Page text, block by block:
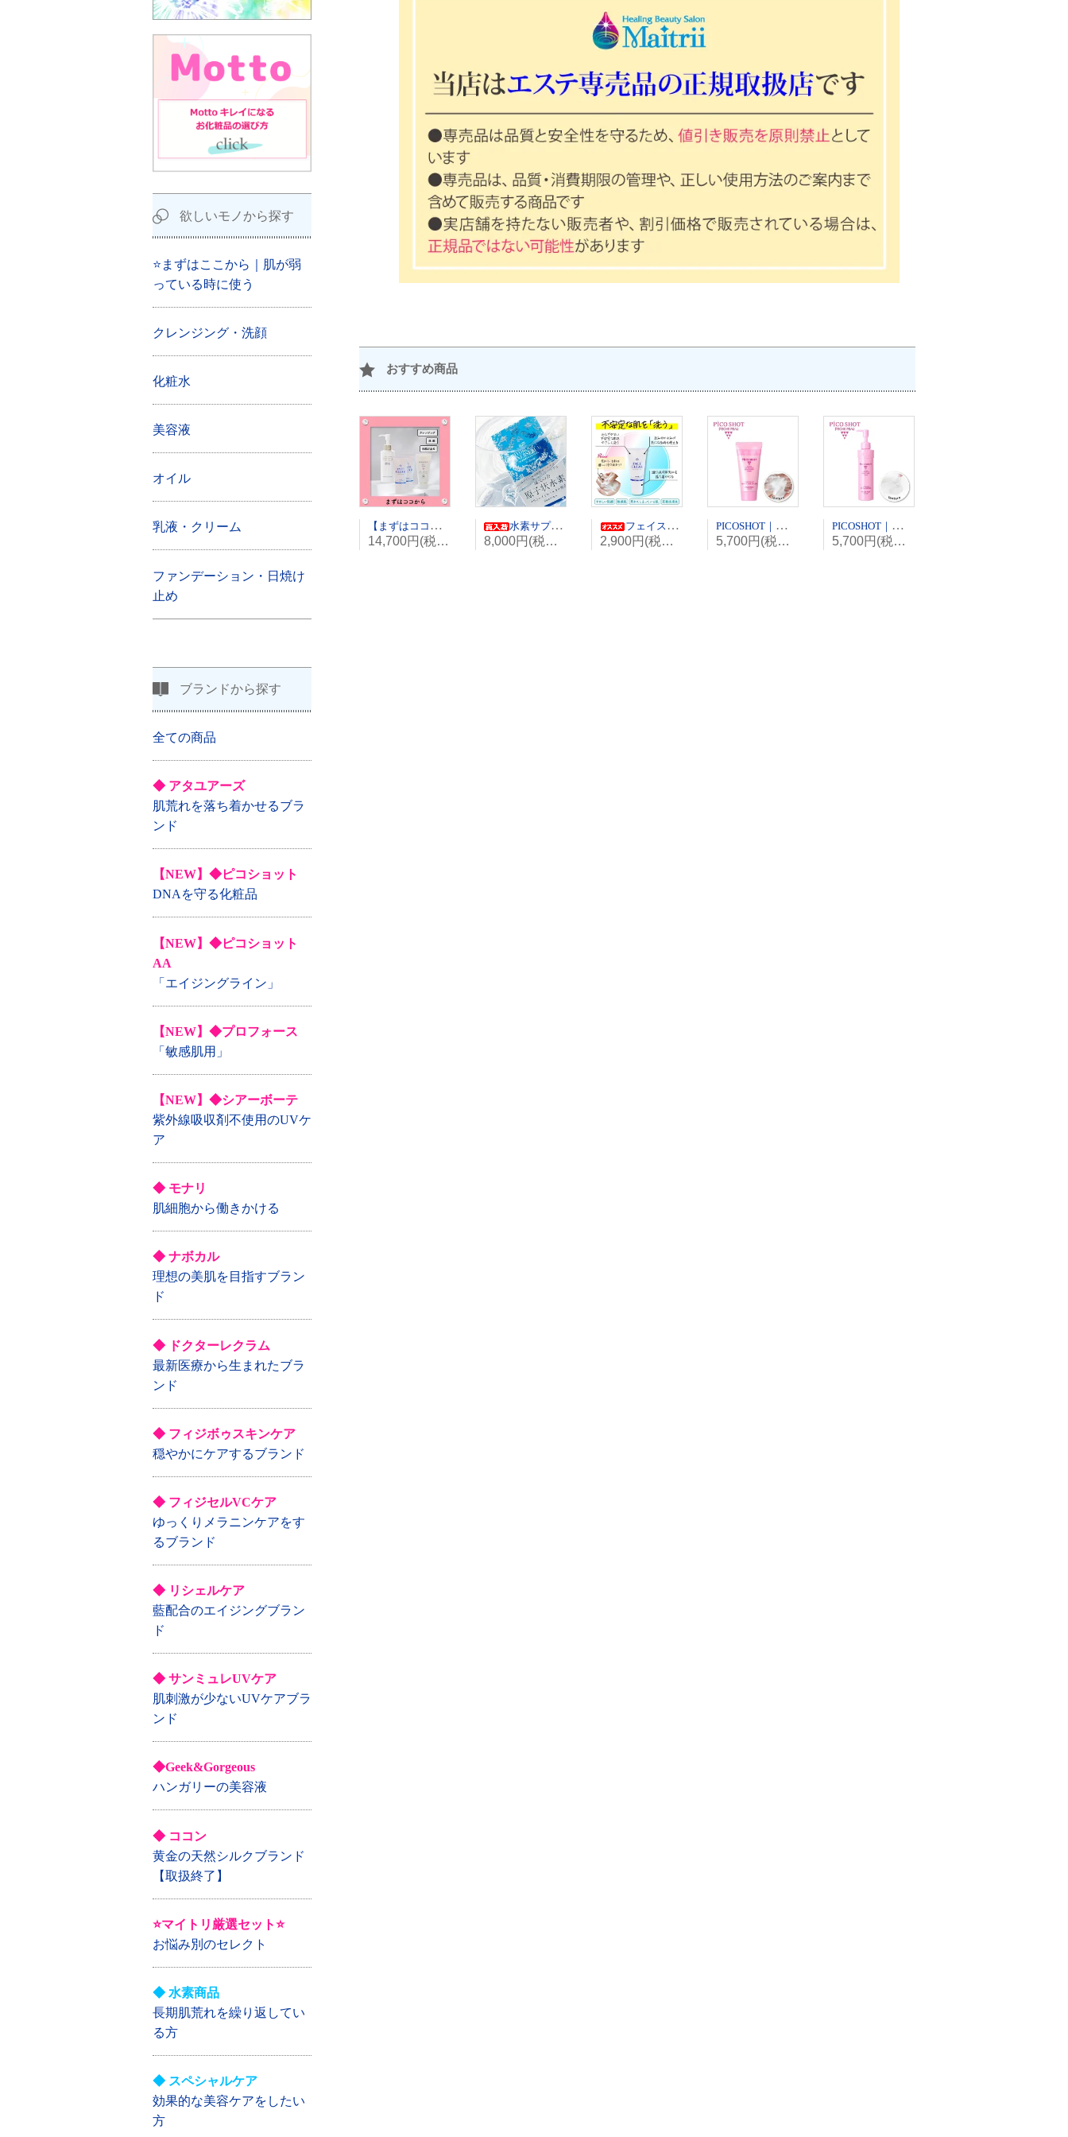
おすすめ商品
【まずはココから】荒れた肌が続いていてメイクで隠している
14,700円(税込16,170円)
水素サプリメント｜60カプセル入り
8,000円(税込8,640円)
フェイスクリア
2,900円(税込3,190円)
PICOSHOT｜スーパーブラン モイスチュアフォーム（洗顔フォーム）
5,700円(税込6,270円)
PICOSHOT｜スーパージェルクレンジング（クレンジング）
5,700円(税込6,270円)
欲しいモノから探す
⭐まずはここから｜肌が弱
っている時に使う
クレンジング・洗顔
化粧水
美容液
オイル
乳液・クリーム
ファンデーション・日焼け
止め
ブランドから探す
全ての商品
◆ アタユアーズ
肌荒れを落ち着かせるブラ
ンド
【NEW】◆ピコショット
DNAを守る化粧品
【NEW】◆ピコショット
AA
「エイジングライン」
【NEW】◆プロフォース
「敏感肌用」
【NEW】◆シアーボーテ
紫外線吸収剤不使用のUVケ
ア
◆ モナリ
肌細胞から働きかける
◆ ナボカル
理想の美肌を目指すブラン
ド
◆ ドクターレクラム
最新医療から生まれたブラ
ンド
◆ フィジボゥスキンケア
穏やかにケアするブランド
◆ フィジセルVCケア
ゆっくりメラニンケアをす
るブランド
◆ リシェルケア
藍配合のエイジングブラン
ド
◆ サンミュレUVケア
肌刺激が少ないUVケアブラ
ンド
◆Geek&Gorgeous
ハンガリーの美容液
◆ ココン
黄金の天然シルクブランド
【取扱終了】
⭐マイトリ厳選セット⭐
お悩み別のセレクト
◆ 水素商品
長期肌荒れを繰り返してい
る方
◆ スペシャルケア
効果的な美容ケアをしたい
方